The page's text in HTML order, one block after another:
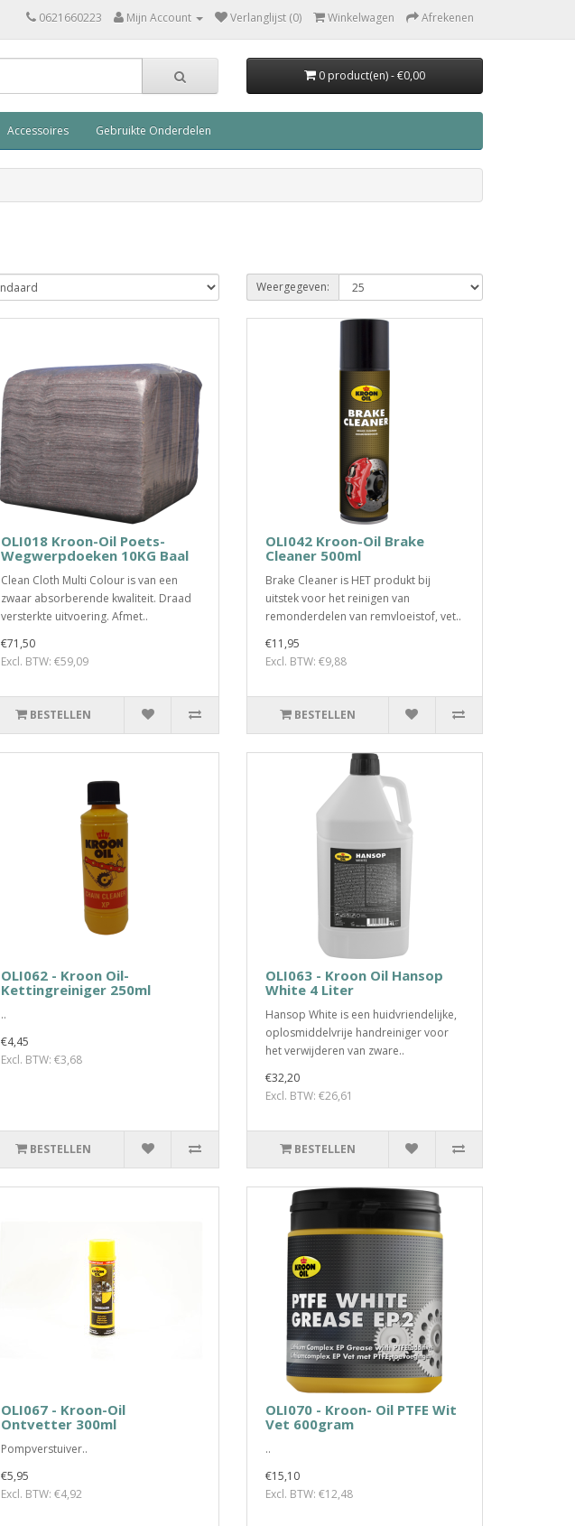
0621660223 Mijn Account Verlanglijst (0) Winkelwagen Afrekenen
0 product(en) - €0,00
Accessoires Gebruikte Onderdelen
Weergegeven:
OLI018 Kroon-Oil Poets-
Wegwerpdoeken 10KG Baal
Clean Cloth Multi Colour is van een
zwaar absorberende kwaliteit. Draad
versterkte uitvoering. Afmet..
€71,50
Excl. BTW: €59,09
BESTELLEN
OLI042 Kroon-Oil Brake
Cleaner 500ml
Brake Cleaner is HET produkt bij
uitstek voor het reinigen van
remonderdelen van remvloeistof, vet..
€11,95
Excl. BTW: €9,88
BESTELLEN
OLI062 - Kroon Oil-
Kettingreiniger 250ml
..
€4,45
Excl. BTW: €3,68
BESTELLEN
OLI063 - Kroon Oil Hansop
White 4 Liter
Hansop White is een huidvriendelijke,
oplosmiddelvrije handreiniger voor
het verwijderen van zware..
€32,20
Excl. BTW: €26,61
BESTELLEN
OLI067 - Kroon-Oil
Ontvetter 300ml
Pompverstuiver..
€5,95
Excl. BTW: €4,92
OLI070 - Kroon- Oil PTFE Wit
Vet 600gram
..
€15,10
Excl. BTW: €12,48